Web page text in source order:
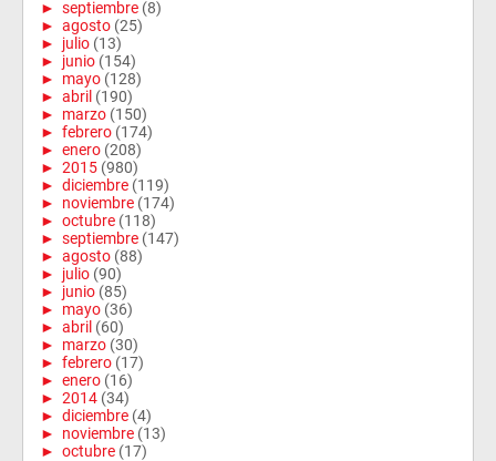
► septiembre (8)
► agosto (25)
► julio (13)
► junio (154)
► mayo (128)
► abril (190)
► marzo (150)
► febrero (174)
► enero (208)
► 2015 (980)
► diciembre (119)
► noviembre (174)
► octubre (118)
► septiembre (147)
► agosto (88)
► julio (90)
► junio (85)
► mayo (36)
► abril (60)
► marzo (30)
► febrero (17)
► enero (16)
► 2014 (34)
► diciembre (4)
► noviembre (13)
► octubre (17)